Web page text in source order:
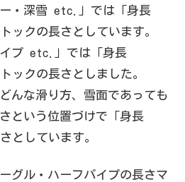
ー・深雪 etc.」では「身長
ックの長さとしています。
イプ etc.」では「身長
ックの長さとしました。
んな滑り方、雪面であっても
という位置づけで「身長
としています。
グル・ハーフパイプの長さマ